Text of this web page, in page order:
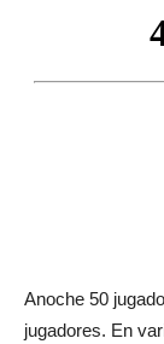
Anoche 50
jugadores. En